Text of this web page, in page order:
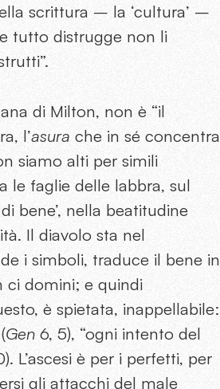
scrittura – la ‘cultura’ –
tutto distrugge non li
di Milton, non è “il
l’asura che in sé concentra
siamo alti per simili
le faglie delle labbra, sul
bene’, nella beatitudine
Il diavolo sta nel
i simboli, traduce il bene in
ci domini; e quindi
è spietata, inappellabile:
Gen 6, 5), “ogni intento del
L’ascesi è per i perfetti, per
gli attacchi del male